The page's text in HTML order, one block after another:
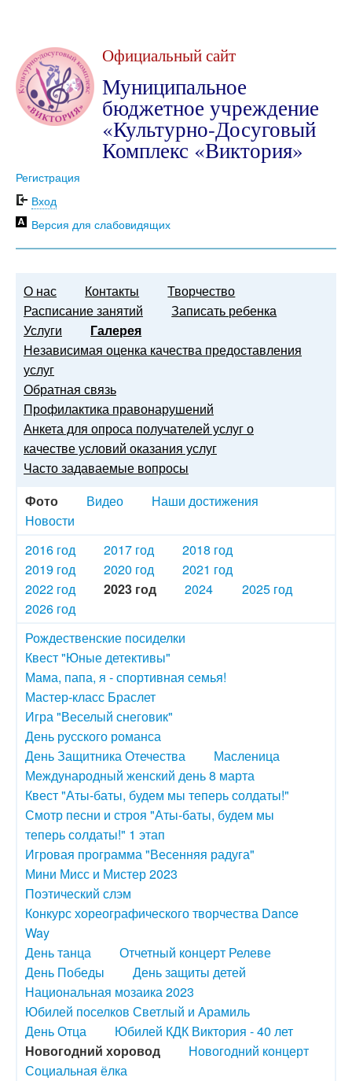
Официальный сайт
Муниципальное
бюджетное учреждение
«Культурно-Досуговый
Комплекс «Виктория»
Регистрация
Вход
Версия для слабовидящих
О нас Контакты
Творчество
Расписание занятий
Записать ребенка
Услуги
Галерея
Независимая оценка качества предоставления
услуг
Обратная связь
Профилактика правонарушений
Анкета для опроса получателей услуг о
качестве условий оказания услуг
Часто задаваемые вопросы
Фото
Видео
Наши достижения
Новости
2016 год
2017 год
2018 год
2019 год
2020 год
2021 год
2022 год
2023 год 2024
2025 год
2026 год
Рождественские посиделки
Квест "Юные детективы"
Мама, папа, я - спортивная семья!
Мастер-класс Браслет
Игра "Веселый снеговик"
День русского романса
День Защитника Отечества
Масленица
Международный женский день 8 марта
Квест "Аты-баты, будем мы теперь солдаты!"
Смотр песни и строя "Аты-баты, будем мы
теперь солдаты!" 1 этап
Игровая программа "Весенняя радуга"
Мини Мисс и Мистер 2023
Поэтический слэм
Конкурс хореографического творчества Dance
Way
День танца
Отчетный концерт Релеве
День Победы
День защиты детей
Национальная мозаика 2023
Юбилей поселков Светлый и Арамиль
День Отца
Юбилей КДК Виктория - 40 лет
Новогодний хоровод
Новогодний концерт
Социальная ёлка